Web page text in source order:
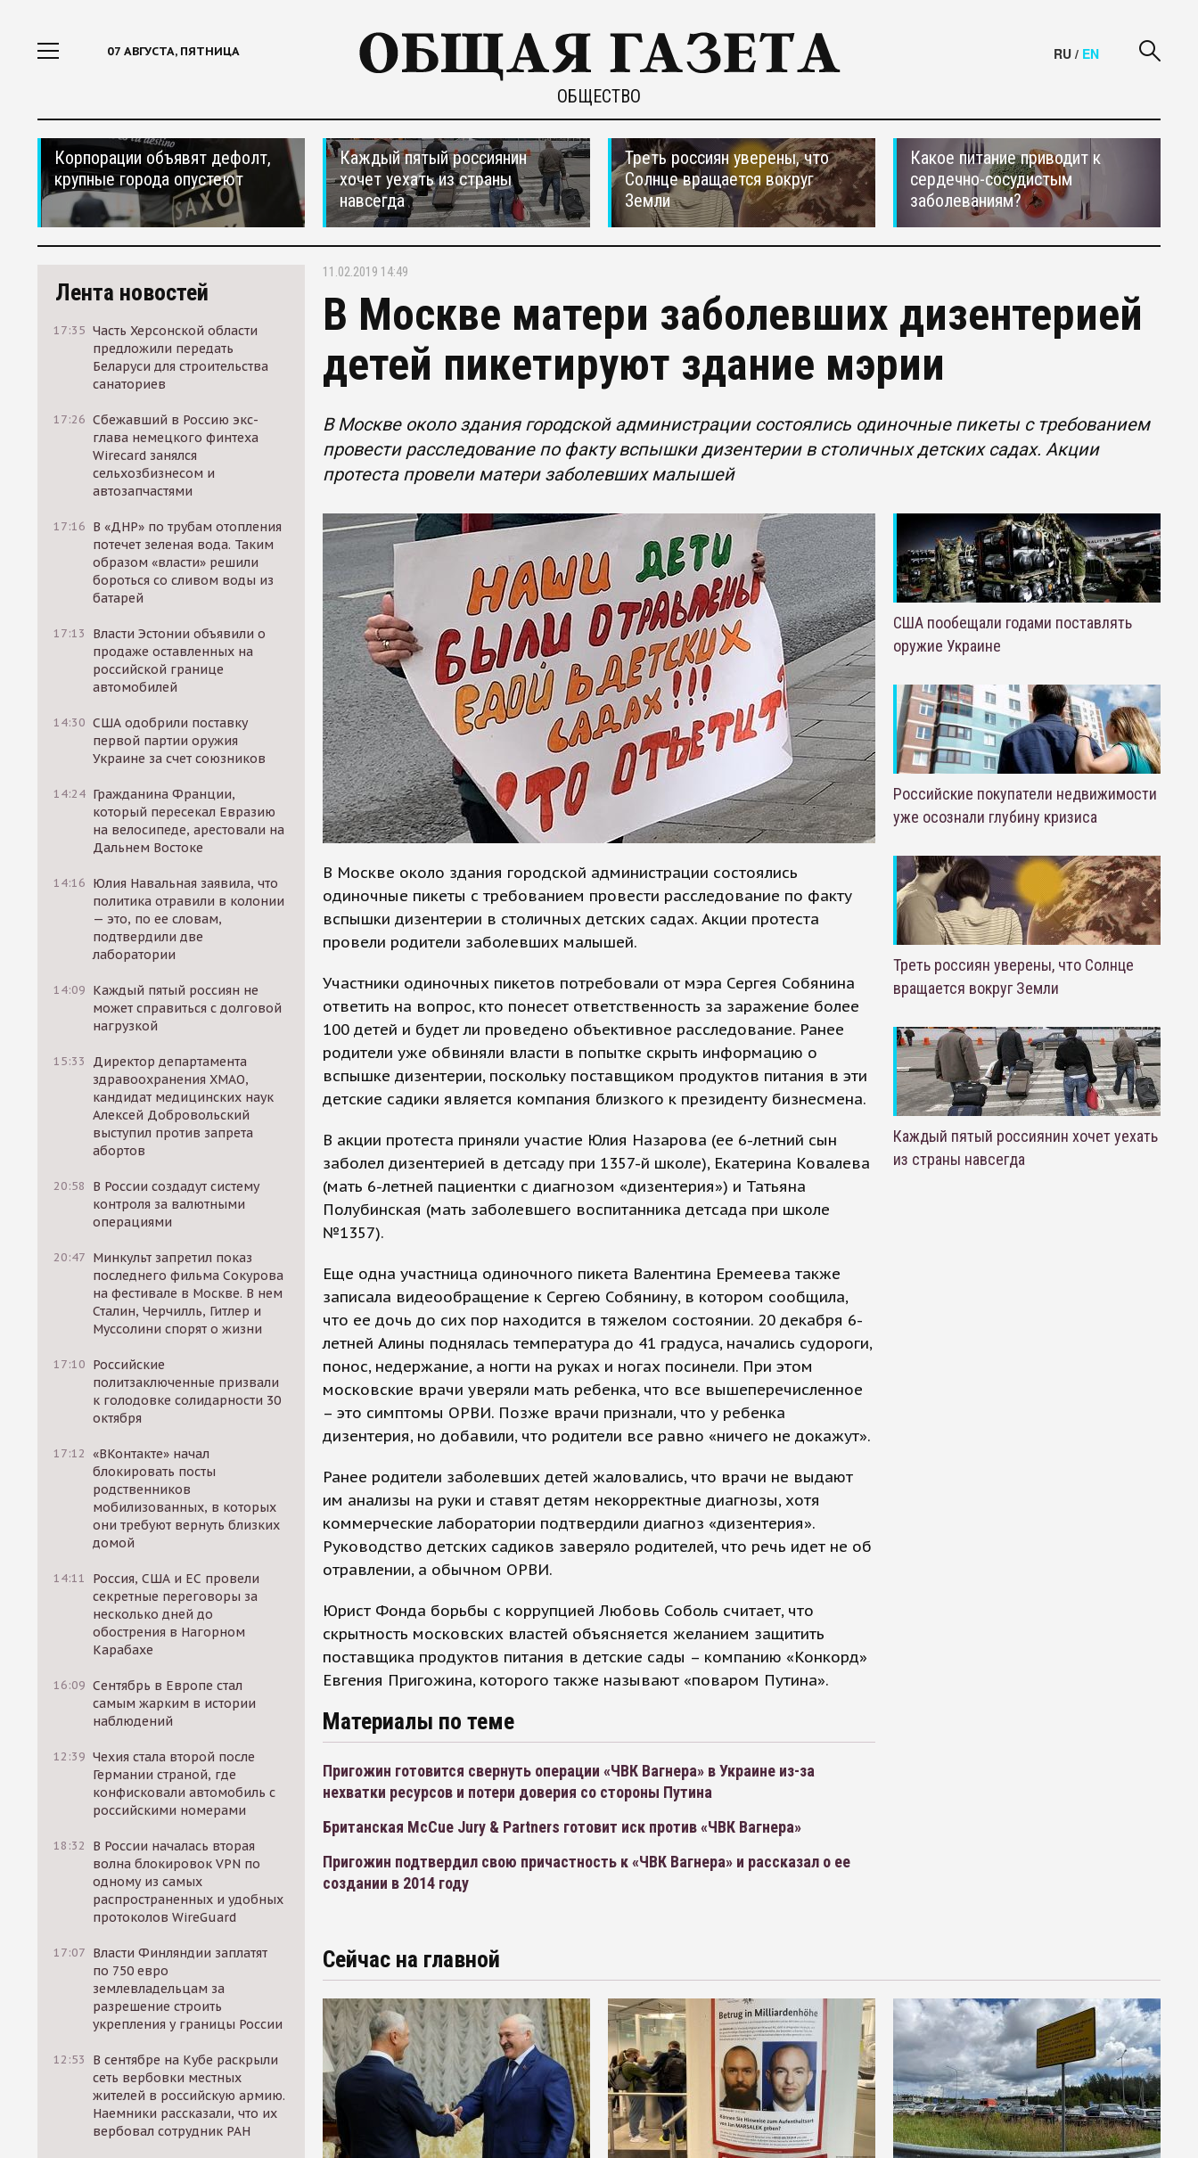
07 АВГУСТА, ПЯТНИЦА
ОБЩЕСТВО
RU / EN
Корпорации объявят дефолт,
крупные города опустеют
Каждый пятый россиянин
хочет уехать из страны
навсегда
Треть россиян уверены, что
Солнце вращается вокруг
Земли
Какое питание приводит к
сердечно-сосудистым
заболеваниям?
Лента новостей
17:35 Часть Херсонской области
предложили передать
Беларуси для строительства
санаториев
17:26 Сбежавший в Россию экс-
глава немецкого финтеха
Wirecard занялся
сельхозбизнесом и
автозапчастями
17:16 В «ДНР» по трубам отопления
потечет зеленая вода. Таким
образом «власти» решили
бороться со сливом воды из
батарей
17:13
Власти Эстонии объявили о
продаже оставленных на
российской границе
автомобилей
14:30 США одобрили поставку
первой партии оружия
Украине за счет союзников
14:24 Гражданина Франции,
который пересекал Евразию
на велосипеде, арестовали на
Дальнем Востоке
14:16 Юлия Навальная заявила, что
политика отравили в колонии
— это, по ее словам,
подтвердили две
лаборатории
14:09 Каждый пятый россиян не
может справиться с долговой
нагрузкой
15:33
Директор департамента
здравоохранения ХМАО,
кандидат медицинских наук
Алексей Добровольский
выступил против запрета
абортов
20:58
В России создадут систему
контроля за валютными
операциями
20:47 Минкульт запретил показ
последнего фильма Сокурова
на фестивале в Москве. В нем
Сталин, Черчилль, Гитлер и
Муссолини спорят о жизни
17:10 Российские
политзаключенные призвали
к голодовке солидарности 30
октября
17:12 «ВКонтакте» начал
блокировать посты
родственников
мобилизованных, в которых
они требуют вернуть близких
домой
14:11
Россия, США и ЕС провели
секретные переговоры за
несколько дней до
обострения в Нагорном
Карабахе
16:09 Сентябрь в Европе стал
самым жарким в истории
наблюдений
12:39 Чехия стала второй после
Германии страной, где
конфисковали автомобиль с
российскими номерами
18:32
В России началась вторая
волна блокировок VPN по
одному из самых
распространенных и удобных
протоколов WireGuard
17:07 Власти Финляндии заплатят
по 750 евро
землевладельцам за
разрешение строить
укрепления у границы России
12:53
В сентябре на Кубе раскрыли
сеть вербовки местных
жителей в российскую армию.
Наемники рассказали, что их
вербовал сотрудник РАН
11.02.2019 14:49
В Москве матери заболевших дизентерией
детей пикетируют здание мэрии
В Москве около здания городской администрации состоялись одиночные пикеты с требованием
провести расследование по факту вспышки дизентерии в столичных детских садах. Акции
протеста провели матери заболевших малышей
В Москве около здания городской администрации состоялись
одиночные пикеты с требованием провести расследование по факту
вспышки дизентерии в столичных детских садах. Акции протеста
провели родители заболевших малышей.
Участники одиночных пикетов потребовали от мэра Сергея Собянина
ответить на вопрос, кто понесет ответственность за заражение более
100 детей и будет ли проведено объективное расследование. Ранее
родители уже обвиняли власти в попытке скрыть информацию о
вспышке дизентерии, поскольку поставщиком продуктов питания в эти
детские садики является компания близкого к президенту бизнесмена.
В акции протеста приняли участие Юлия Назарова (ее 6-летний сын
заболел дизентерией в детсаду при 1357-й школе), Екатерина Ковалева
(мать 6-летней пациентки с диагнозом «дизентерия») и Татьяна
Полубинская (мать заболевшего воспитанника детсада при школе
№1357).
Еще одна участница одиночного пикета Валентина Еремеева также
записала видеообращение к Сергею Собянину, в котором сообщила,
что ее дочь до сих пор находится в тяжелом состоянии. 20 декабря 6-
летней Алины поднялась температура до 41 градуса, начались судороги,
понос, недержание, а ногти на руках и ногах посинели. При этом
московские врачи уверяли мать ребенка, что все вышеперечисленное
– это симптомы ОРВИ. Позже врачи признали, что у ребенка
дизентерия, но добавили, что родители все равно «ничего не докажут».
Ранее родители заболевших детей жаловались, что врачи не выдают
им анализы на руки и ставят детям некорректные диагнозы, хотя
коммерческие лаборатории подтвердили диагноз «дизентерия».
Руководство детских садиков заверяло родителей, что речь идет не об
отравлении, а обычном ОРВИ.
Юрист Фонда борьбы с коррупцией Любовь Соболь считает, что
скрытность московских властей объясняется желанием защитить
поставщика продуктов питания в детские сады – компанию «Конкорд»
Евгения Пригожина, которого также называют «поваром Путина».
Материалы по теме
Пригожин готовится свернуть операции «ЧВК Вагнера» в Украине из-за
нехватки ресурсов и потери доверия со стороны Путина
Британская McCue Jury & Partners готовит иск против «ЧВК Вагнера»
Пригожин подтвердил свою причастность к «ЧВК Вагнера» и рассказал о ее
создании в 2014 году
США пообещали годами поставлять
оружие Украине
Российские покупатели недвижимости
уже осознали глубину кризиса
Треть россиян уверены, что Солнце
вращается вокруг Земли
Каждый пятый россиянин хочет уехать
из страны навсегда
Сейчас на главной